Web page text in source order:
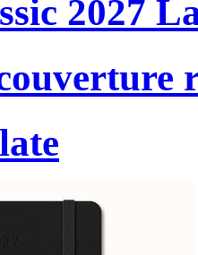
2027